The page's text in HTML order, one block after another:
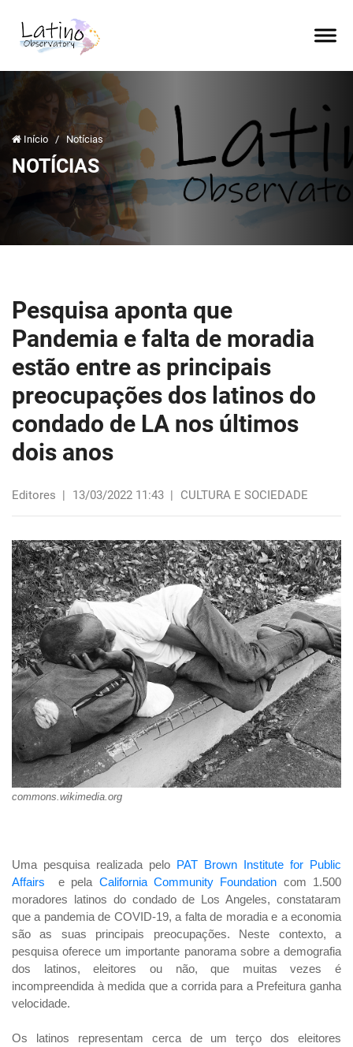
Início / Notícias
NOTÍCIAS
Pesquisa aponta que
Pandemia e falta de moradia
estão entre as principais
preocupações dos latinos do
condado de LA nos últimos
dois anos
Editores | 13/03/2022 11:43 | CULTURA E SOCIEDADE
commons.wikimedia.org
Uma pesquisa realizada pelo PAT Brown Institute for Public
Affairs e pela California Community Foundation com 1.500
moradores latinos do condado de Los Angeles, constataram
que a pandemia de COVID-19, a falta de moradia e a economia
são as suas principais preocupações. Neste contexto, a
pesquisa oferece um importante panorama sobre a demografia
dos latinos, eleitores ou não, que muitas vezes é
incompreendida à medida que a corrida para a Prefeitura ganha
velocidade.
Os latinos representam cerca de um terço dos eleitores